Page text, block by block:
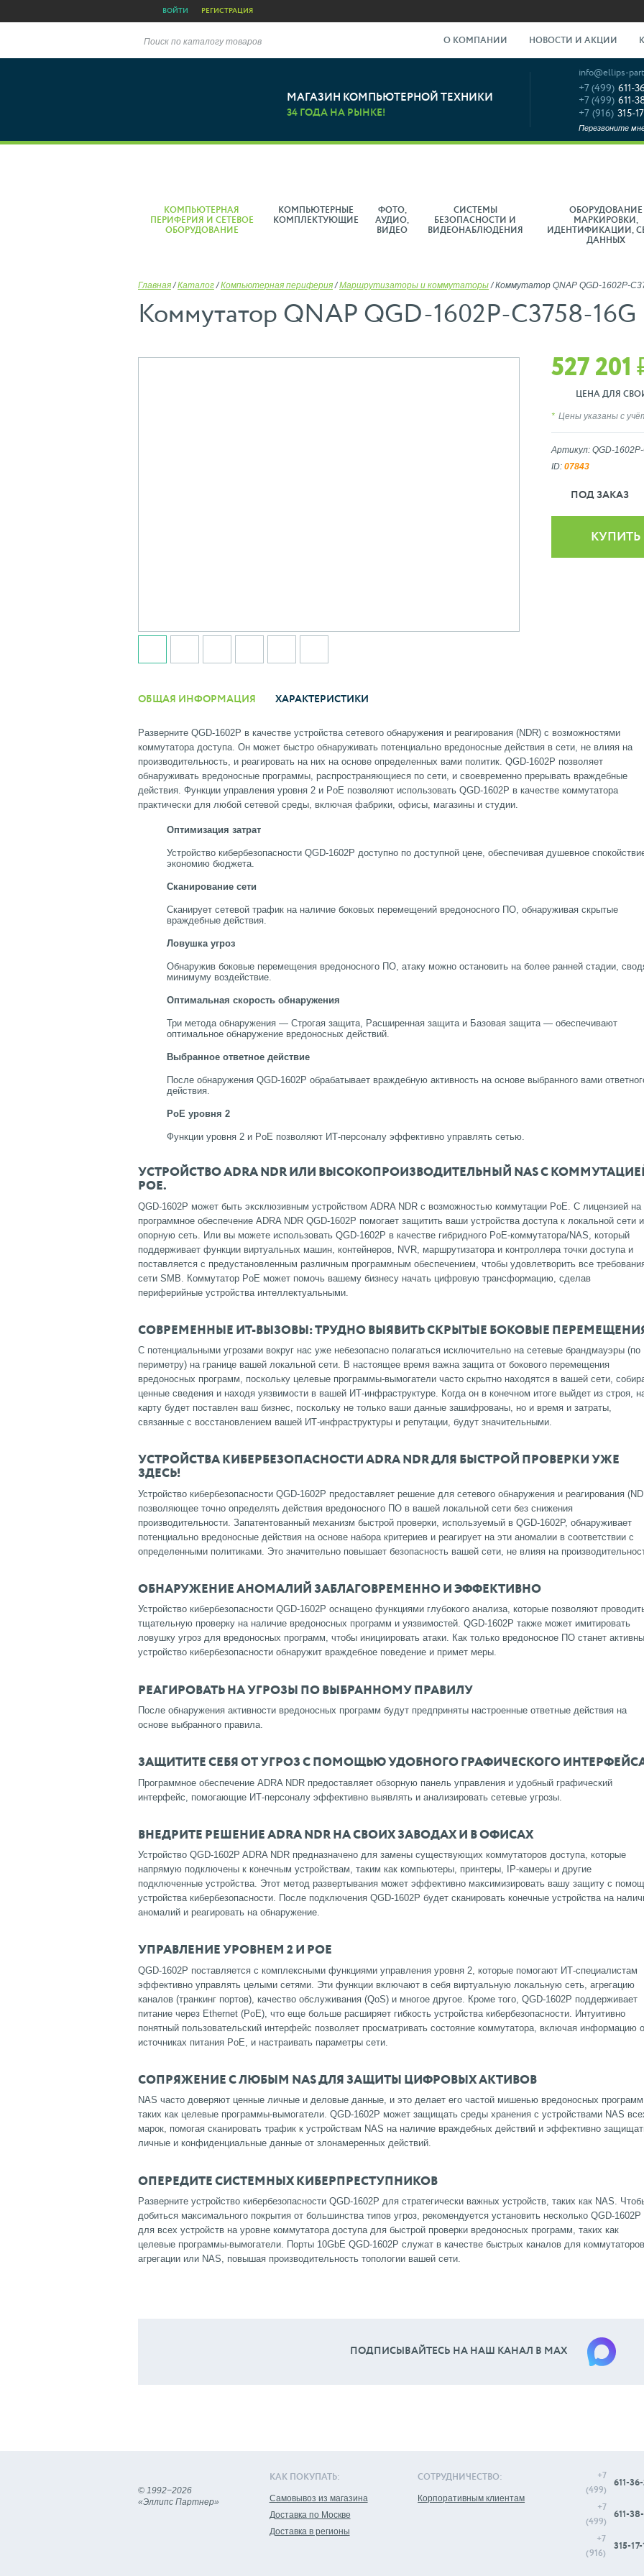
ВОЙТИ РЕГИСТРАЦИЯ
Поиск по каталогу товаров О КОМПАНИИ НОВОСТИ И АКЦИИ
МАГАЗИН КОМПЬЮТЕРНОЙ ТЕХНИКИ
34 ГОДА НА РЫНКЕ!
info@ellips-
+7 (499) 611-
+7 (499) 611-
+7 (916) 315-
Перезвоните
КОМПЬЮТЕРНАЯ
ПЕРИФЕРИЯ И СЕТЕВОЕ
ОБОРУДОВАНИЕ
КОМПЬЮТЕРНЫЕ
КОМПЛЕКТУЮЩИЕ
ФОТО,
АУДИО,
ВИДЕО
СИСТЕМЫ
БЕЗОПАСНОСТИ И
ВИДЕОНАБЛЮДЕНИЯ
ОБОРУДОВАНИЕ
МАРКИРОВКИ,
ИДЕНТИФИКАЦИИ,
ДАННЫХ
Главная /Каталог /Компьютерная периферия /Маршрутизаторы и коммутаторы /Коммутатор QNAP QGD-1602P-
Коммутатор QNAP QGD-1602P-C3758-16G
527 201
ЦЕНА ДЛЯ
Цены указаны с
Артикул: QGD-
ID: 07843
ПОД ЗАКАЗ
КУПИТЬ
ОБЩАЯ ИНФОРМАЦИЯ ХАРАКТЕРИСТИКИ
Разверните QGD-1602P в качестве устройства сетевого обнаружения и реагирования (NDR) с возможностями
коммутатора доступа. Он может быстро обнаруживать потенциально вредоносные действия в сети, не влияя на
производительность, и реагировать на них на основе определенных вами политик. QGD-1602P позволяет
обнаруживать вредоносные программы, распространяющиеся по сети, и своевременно прерывать враждебные
действия. Функции управления уровня 2 и PoE позволяют использовать QGD-1602P в качестве коммутатора
практически для любой сетевой среды, включая фабрики, офисы, магазины и студии.
Оптимизация затрат
Устройство кибербезопасности QGD-1602P доступно по доступной цене, обеспечивая душевное
экономию бюджета.
Сканирование сети
Сканирует сетевой трафик на наличие боковых перемещений вредоносного ПО, обнаруживая скрытые
враждебные действия.
Ловушка угроз
Обнаружив боковые перемещения вредоносного ПО, атаку можно остановить на более ранней стадии,
минимуму воздействие.
Оптимальная скорость обнаружения
Три метода обнаружения — Строгая защита, Расширенная защита и Базовая защита — обеспечивают
оптимальное обнаружение вредоносных действий.
Выбранное ответное действие
После обнаружения QGD-1602P обрабатывает враждебную активность на основе выбранного вами
действия.
PoE уровня 2
Функции уровня 2 и PoE позволяют ИТ-персоналу эффективно управлять сетью.
УСТРОЙСТВО ADRA NDR ИЛИ ВЫСОКОПРОИЗВОДИТЕЛЬНЫЙ NAS С
POE.
QGD-1602P может быть эксклюзивным устройством ADRA NDR с возможностью коммутации PoE. С лицензией на
программное обеспечение ADRA NDR QGD-1602P помогает защитить ваши устройства доступа к локальной сети и
опорную сеть. Или вы можете использовать QGD-1602P в качестве гибридного PoE-коммутатора/NAS, который
поддерживает функции виртуальных машин, контейнеров, NVR, маршрутизатора и контроллера точки доступа и
поставляется с предустановленным различным программным обеспечением, чтобы удовлетворить все
сети SMB. Коммутатор PoE может помочь вашему бизнесу начать цифровую трансформацию, сделав
периферийные устройства интеллектуальными.
СОВРЕМЕННЫЕ ИТ-ВЫЗОВЫ: ТРУДНО ВЫЯВИТЬ СКРЫТЫЕ БОКОВЫЕ
С потенциальными угрозами вокруг нас уже небезопасно полагаться исключительно на сетевые брандмауэры (по
периметру) на границе вашей локальной сети. В настоящее время важна защита от бокового перемещения
вредоносных программ, поскольку целевые программы-вымогатели часто скрытно находятся в вашей сети,
ценные сведения и находя уязвимости в вашей ИТ-инфраструктуре. Когда он в конечном итоге выйдет из строя,
карту будет поставлен ваш бизнес, поскольку не только ваши данные зашифрованы, но и время и затраты,
связанные с восстановлением вашей ИТ-инфраструктуры и репутации, будут значительными.
УСТРОЙСТВА КИБЕРБЕЗОПАСНОСТИ ADRA NDR ДЛЯ БЫСТРОЙ ПРОВЕРКИ УЖЕ
ЗДЕСЬ!
Устройство кибербезопасности QGD-1602P предоставляет решение для сетевого обнаружения и реагирования
позволяющее точно определять действия вредоносного ПО в вашей локальной сети без снижения
производительности. Запатентованный механизм быстрой проверки, используемый в QGD-1602P, обнаруживает
потенциально вредоносные действия на основе набора критериев и реагирует на эти аномалии в соответствии с
определенными политиками. Это значительно повышает безопасность вашей сети, не влияя на
ОБНАРУЖЕНИЕ АНОМАЛИЙ ЗАБЛАГОВРЕМЕННО И ЭФФЕКТИВНО
Устройство кибербезопасности QGD-1602P оснащено функциями глубокого анализа, которые позволяют
тщательную проверку на наличие вредоносных программ и уязвимостей. QGD-1602P также может имитировать
ловушку угроз для вредоносных программ, чтобы инициировать атаки. Как только вредоносное ПО станет
устройство кибербезопасности обнаружит враждебное поведение и примет меры.
РЕАГИРОВАТЬ НА УГРОЗЫ ПО ВЫБРАННОМУ ПРАВИЛУ
После обнаружения активности вредоносных программ будут предприняты настроенные ответные действия на
основе выбранного правила.
ЗАЩИТИТЕ СЕБЯ ОТ УГРОЗ С ПОМОЩЬЮ УДОБНОГО ГРАФИЧЕСКОГО
Программное обеспечение ADRA NDR предоставляет обзорную панель управления и удобный графический
интерфейс, помогающие ИТ-персоналу эффективно выявлять и анализировать сетевые угрозы.
ВНЕДРИТЕ РЕШЕНИЕ ADRA NDR НА СВОИХ ЗАВОДАХ И В ОФИСАХ
Устройство QGD-1602P ADRA NDR предназначено для замены существующих коммутаторов доступа, которые
напрямую подключены к конечным устройствам, таким как компьютеры, принтеры, IP-камеры и другие
подключенные устройства. Этот метод развертывания может эффективно максимизировать вашу защиту с
устройства кибербезопасности. После подключения QGD-1602P будет сканировать конечные устройства на
аномалий и реагировать на обнаружение.
УПРАВЛЕНИЕ УРОВНЕМ 2 И POE
QGD-1602P поставляется с комплексными функциями управления уровня 2, которые помогают ИТ-специалистам
эффективно управлять целыми сетями. Эти функции включают в себя виртуальную локальную сеть, агрегацию
каналов (транкинг портов), качество обслуживания (QoS) и многое другое. Кроме того, QGD-1602P поддерживает
питание через Ethernet (PoE), что еще больше расширяет гибкость устройства кибербезопасности. Интуитивно
понятный пользовательский интерфейс позволяет просматривать состояние коммутатора, включая информацию
источниках питания PoE, и настраивать параметры сети.
СОПРЯЖЕНИЕ С ЛЮБЫМ NAS ДЛЯ ЗАЩИТЫ ЦИФРОВЫХ АКТИВОВ
NAS часто доверяют ценные личные и деловые данные, и это делает его частой мишенью вредоносных
таких как целевые программы-вымогатели. QGD-1602P может защищать среды хранения с устройствами NAS
марок, помогая сканировать трафик к устройствам NAS на наличие враждебных действий и эффективно
личные и конфиденциальные данные от злонамеренных действий.
ОПЕРЕДИТЕ СИСТЕМНЫХ КИБЕРПРЕСТУПНИКОВ
Разверните устройство кибербезопасности QGD-1602P для стратегически важных устройств, таких как NAS.
добиться максимального покрытия от большинства типов угроз, рекомендуется установить несколько QGD-1602P
для всех устройств на уровне коммутатора доступа для быстрой проверки вредоносных программ, таких как
целевые программы-вымогатели.
Порты 10GbE QGD-1602P служат в качестве быстрых каналов для коммутаторов
агрегации или NAS, повышая производительность топологии вашей сети.
ПОДПИСЫВАЙТЕСЬ НА НАШ КАНАЛ В МАХ
© 1992−2026
«Эллипс Партнер»
КАК ПОКУПАТЬ:
Самовывоз из магазина
Доставка по Москве
Доставка в регионы
СОТРУДНИЧЕСТВО:
Корпоративным клиентам
+7
(499)
611-36-
+7
(499)
611-
+7
(916)
315-17-